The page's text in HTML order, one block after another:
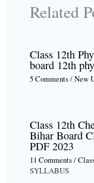
Related
Class 12th
board 12th
5 Comments/New
Class 12th
Bihar Board
PDF 2023
11 Comments/
SYLLABUS